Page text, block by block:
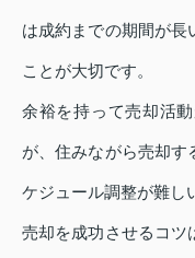
は成約までの期間が長
ことが大切です。
余裕を持って売却活
が、住みながら売却す
ケジュール調整が難し
売却を成功させるコツ